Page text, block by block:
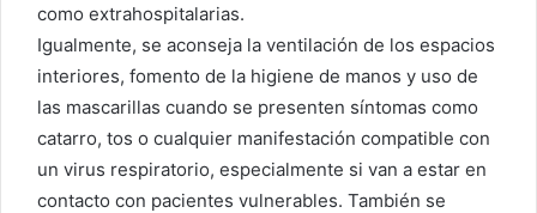
como extrahospitalarias.
Igualmente, se aconseja la ventilación de los espacios
interiores, fomento de la higiene de manos y uso de
las mascarillas cuando se presenten síntomas como
catarro, tos o cualquier manifestación compatible con
un virus respiratorio, especialmente si van a estar en
contacto con pacientes vulnerables. También se